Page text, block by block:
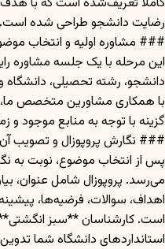
رضایت دانشجو طراحی شده است.
### مشاوره اولیه و انتخاب
این مرحله با یک جلسه مشاوره
دانشجو، رشته تحصیلی، دانشگاه
با همکاری مشاورین متخصص ما،
گزینه با توجه به منابع موجود و
### نگارش پروپوزال و تصویب آن
پس از انتخاب موضوع، نوبت به
می‌رسد. پروپوزال شامل عنوان،
اهداف، سوالات، فرضیه‌ها،
است. کارشناسان **سبز انگشتی**
استانداردهای دانشگاه شما